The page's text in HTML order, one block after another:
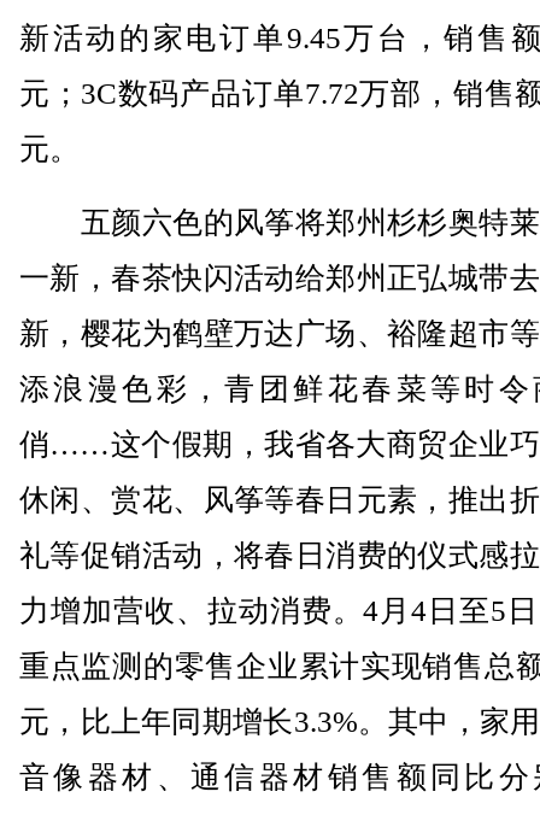
新活动的家电订单9.45万台，销售
元；3C数码产品订单7.72万部，销售
元。
五颜六色的风筝将郑州杉杉奥特
一新，春茶快闪活动给郑州正弘城带
新，樱花为鹤壁万达广场、裕隆超市
添浪漫色彩，青团鲜花春菜等时令
俏……这个假期，我省各大商贸企业
休闲、赏花、风筝等春日元素，推出
礼等促销活动，将春日消费的仪式感
力增加营收、拉动消费。4月4日至5
重点监测的零售企业累计实现销售总
元，比上年同期增长3.3%。其中，家
音像器材、通信器材销售额同比分